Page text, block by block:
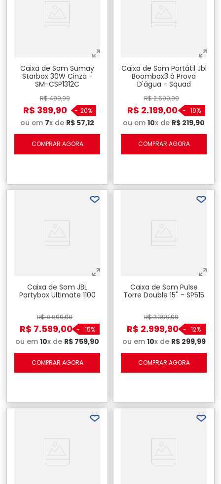
Caixa de Som Sumay
Starbox 30W Cinza -
SM-CSP1312C
R$499,99
R$ 399,90 - 20%
ou em 7x de R$ 57,12
COMPRAR AGORA
Caixa de Som Portátil Jbl
Boombox3 à Prova
D'água - Squad
R$2.699,99
R$ 2.199,00 - 19%
ou em 10x de R$ 219,90
COMPRAR AGORA
Caixa de Som JBL
Partybox Ultimate 1100
R$8.899,99
R$ 7.599,00 - 15%
ou em 10x de R$ 759,90
COMPRAR AGORA
Caixa de Som Pulse
Torre Double 15'' - SP515
R$3.399,99
R$ 2.999,90 - 12%
ou em 10x de R$ 299,99
COMPRAR AGORA